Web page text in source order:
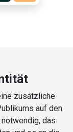
zusätzliche
auf den
das